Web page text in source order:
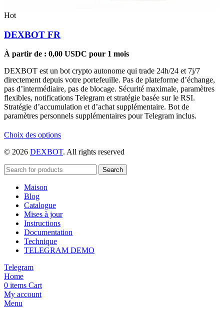
Hot
DEXBOT FR
À partir de : 0,00 USDC pour 1 mois
DEXBOT est un bot crypto autonome qui trade 24h/24 et 7j/7
directement depuis votre portefeuille. Pas de plateforme d’échange,
pas d’intermédiaire, pas de blocage. Sécurité maximale, paramètres
flexibles, notifications Telegram et stratégie basée sur le RSI.
Stratégie d’accumulation et d’achat supplémentaire. Bot de
paramètres personnels supplémentaires pour Telegram inclus.
Choix des optionsCe
a
variations.
choisies
la
du
© 2026 DEXBOT. All rights reserved
Search
Maison
Blog
Catalogue
Mises à jour
Instructions
Documentation
Technique
TELEGRAM DEMO
Telegram
Home
0 items Cart
My account
Menu